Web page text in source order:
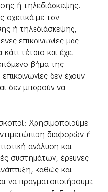
ή τηλεδιάσκεψης.
σχετικά με τον
ή τηλεδιάσκεψης,
επικοινωνίες μας
τέτοιο και έχει
βήμα της
δεν έχουν
δεν μπορούν να
Χρησιμοποιούμε
διαφορών ή
ανάλυση και
συστημάτων, έρευνες
καθώς και
να πραγματοποιήσουμε